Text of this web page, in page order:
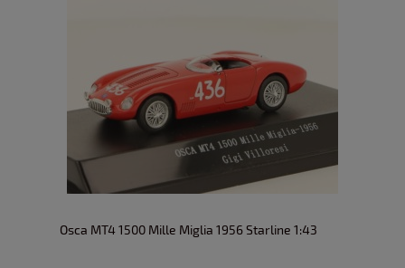
Osca MT4 1500 Mille Miglia 1956 Starline 1:43